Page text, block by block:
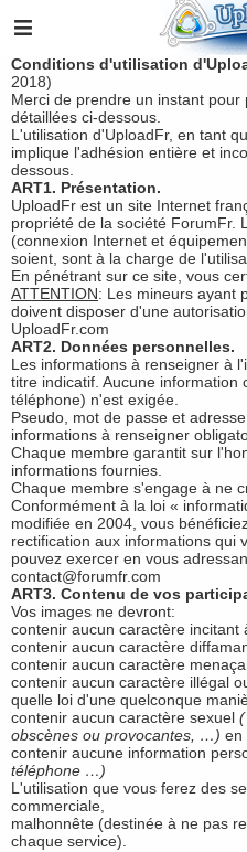
Conditions d'utilisation
2018)
Merci de prendre un instant
détaillées ci-dessous.
L'utilisation d'UploadFr, en tant
implique l'adhésion entière et
dessous.
ART1. Présentation.
UploadFr est un site Internet
propriété de la société ForumFr.
(connexion Internet et
soient, sont à la charge de
En pénétrant sur ce site, vous
ATTENTION: Les mineurs ayant
doivent disposer d'une
UploadFr.com
ART2. Données personnelles.
Les informations à renseigner à
titre indicatif. Aucune
téléphone) n'est exigée.
Pseudo, mot de passe et
informations à renseigner
Chaque membre garantit sur
informations fournies.
Chaque membre s'engage à ne
Conformément à la loi «
modifiée en 2004, vous
rectification aux informations qui
pouvez exercer en vous
contact@forumfr.com
ART3. Contenu de vos
Vos images ne devront:
contenir aucun caractère incitant
contenir aucun caractère
contenir aucun caractère
contenir aucun caractère illégal
quelle loi d'une quelconque
contenir aucun caractère sexuel
obscènes ou provocantes, …) en
contenir aucune information
téléphone …)
L'utilisation que vous ferez des
commerciale,
malhonnête (destinée à ne pas
chaque service).